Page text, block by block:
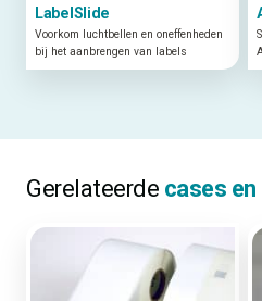
Gerelateerde